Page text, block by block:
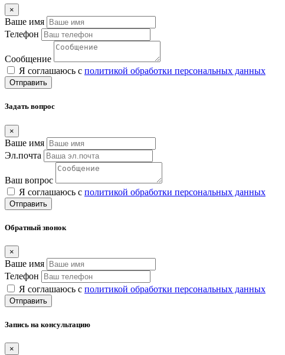
×
Ваше имя
Телефон
Сообщение
Я соглашаюсь с политикой обработки персональных данных
Отправить
Задать вопрос
×
Ваше имя
Эл.почта
Ваш вопрос
Я соглашаюсь с политикой обработки персональных данных
Отправить
Обратный звонок
×
Ваше имя
Телефон
Я соглашаюсь с политикой обработки персональных данных
Отправить
Запись на консультацию
×